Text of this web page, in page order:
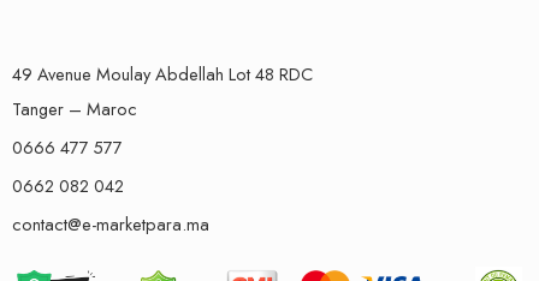
49 Avenue Moulay Abdellah Lot 48 RDC
Tanger – Maroc
0666 477 577
0662 082 042
contact@e-marketpara.ma